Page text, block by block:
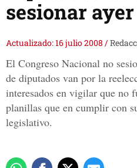
sesionar ayer
Actualizado: 16 julio 2008 /
El Congreso Nacional no
de diputados van por la
interesados en vigilar que no
planillas que en cumplir con
legislativo.